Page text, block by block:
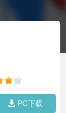
PC下载